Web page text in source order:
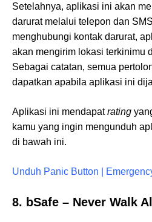
Setelahnya, aplikasi ini akan
darurat melalui telepon dan
menghubungi kontak darurat,
akan mengirim lokasi terkinimu
Sebagai catatan, semua
dapatkan apabila aplikasi ini
Aplikasi ini mendapatrating
kamu yang ingin mengunduh
di bawah ini.
Unduh Panic Button |
8. bSafe – Never Walk